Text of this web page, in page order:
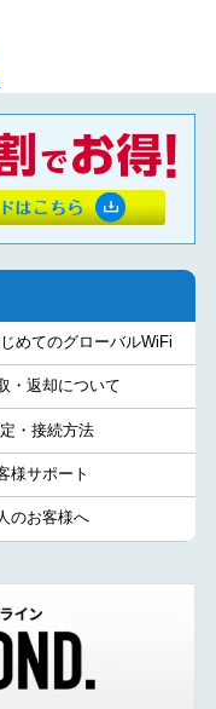
めてのグローバルWiFi
・返却について
・接続方法
様サポート
のお客様へ